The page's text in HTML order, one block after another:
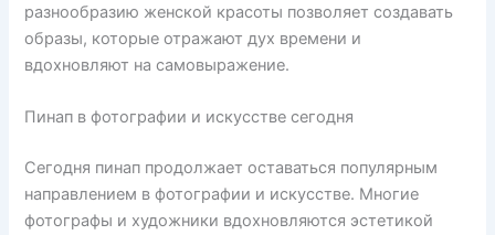
разнообразию женской красоты позволяет создавать
образы, которые отражают дух времени и
вдохновляют на самовыражение.
Пинап в фотографии и искусстве сегодня
Сегодня пинап продолжает оставаться популярным
направлением в фотографии и искусстве. Многие
фотографы и художники вдохновляются эстетикой